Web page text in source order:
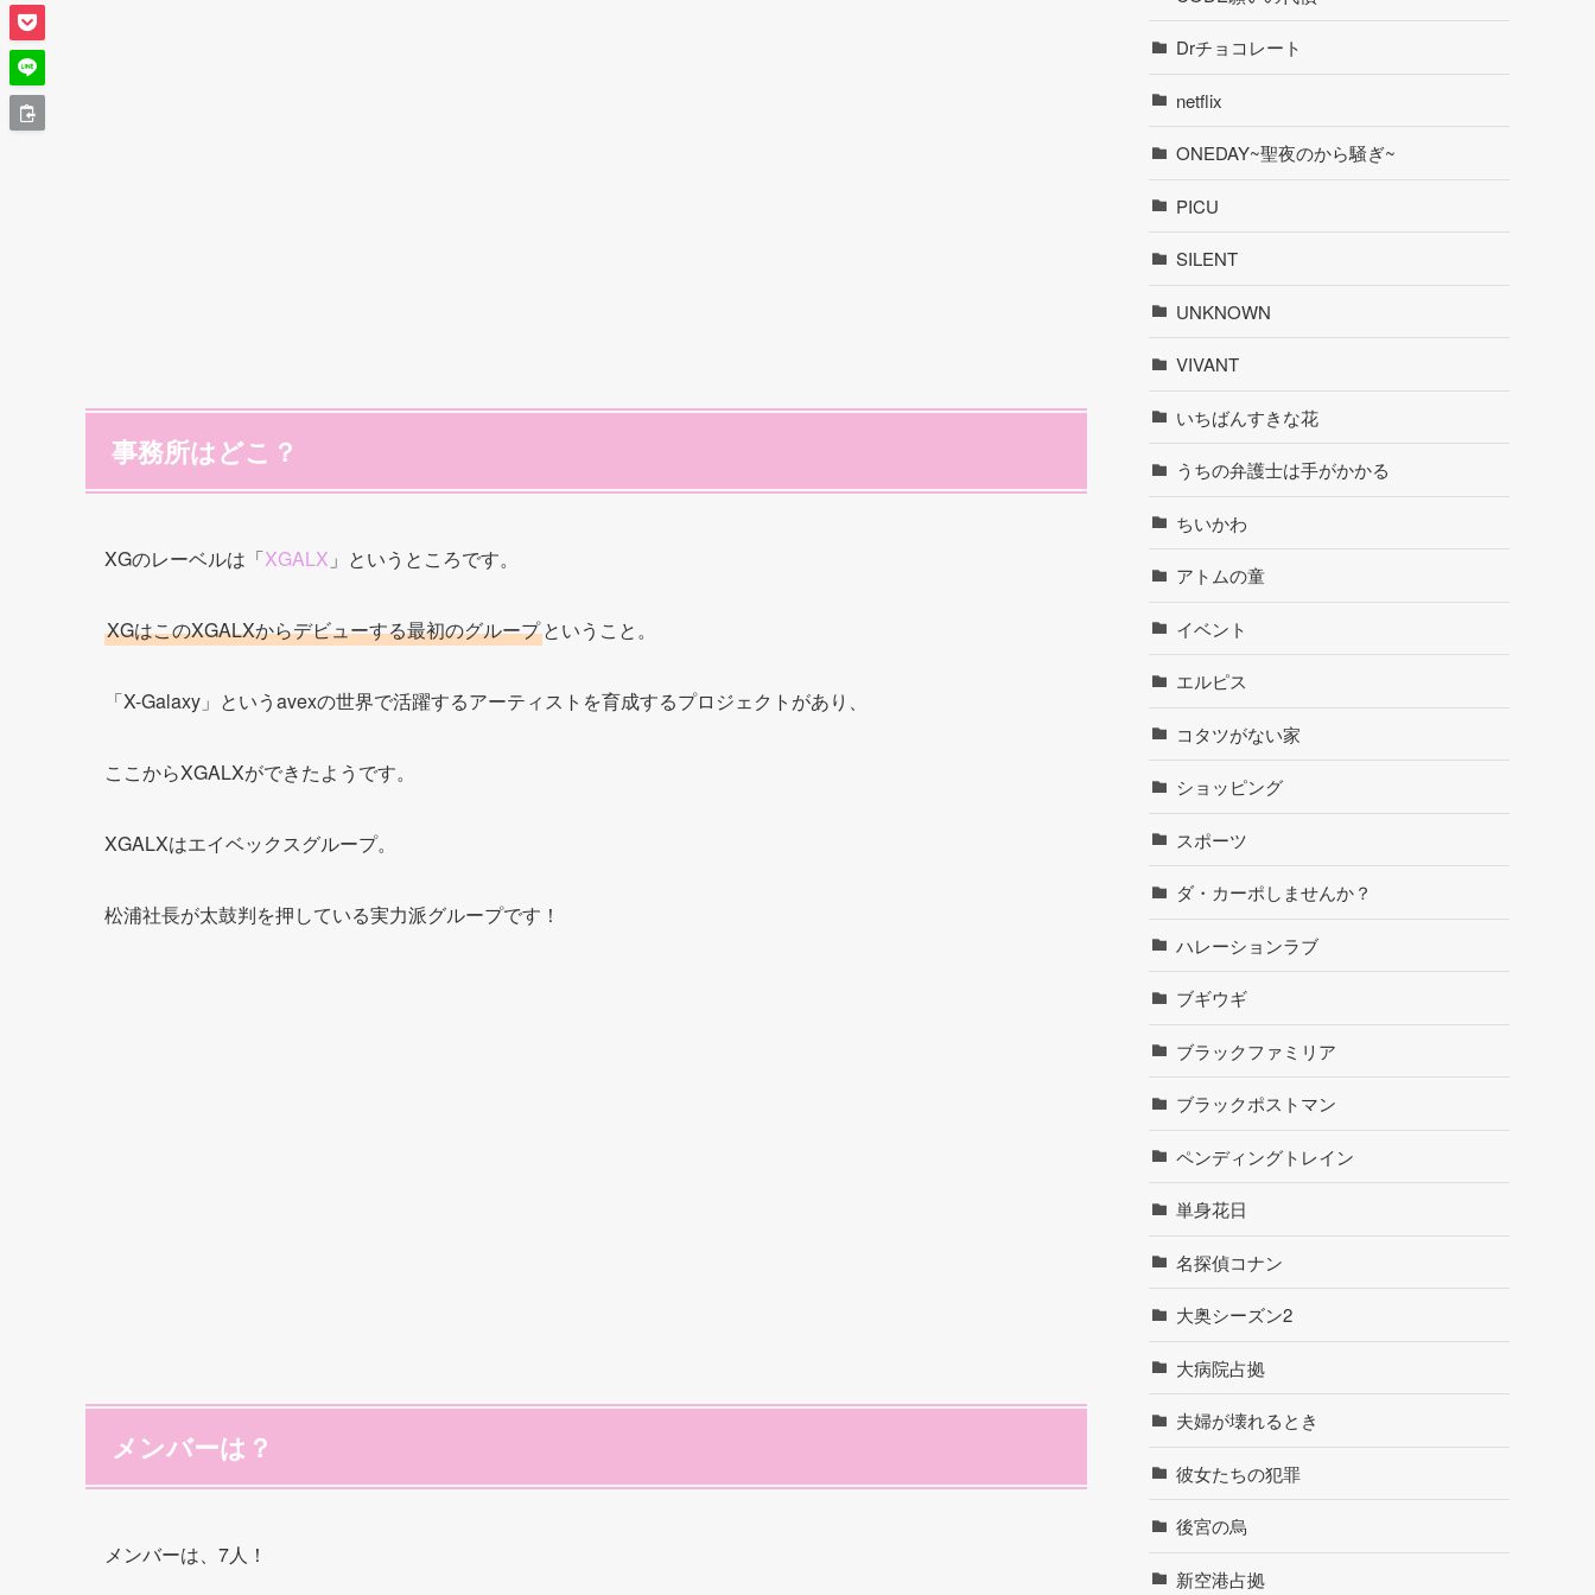
事務所はどこ？
XGのレーベルは「XGALX 」というところです。
XGはこのXGALXからデビューする最初のグループということ。
「X-Galaxy」というavexの世界で活躍するアーティストを育成するプロジェクトがあり、
ここからXGALXができたようです。
XGALXはエイベックスグループ。
松浦社長が太鼓判を押している実力派グループです！
メンバーは？
メンバーは、7人！
Drチョコレート
netflix
ONEDAY~聖夜のから騒ぎ~
PICU
SILENT
UNKNOWN
VIVANT
いちばんすきな花
うちの弁護士は手がかかる
ちいかわ
アトムの童
イベント
エルピス
コタツがない家
ショッピング
スポーツ
ダ・カーポしませんか？
ハレーションラブ
ブギウギ
ブラックファミリア
ブラックポストマン
ペンディングトレイン
単身花日
名探偵コナン
大奥シーズン2
大病院占拠
夫婦が壊れるとき
彼女たちの犯罪
後宮の烏
新空港占拠